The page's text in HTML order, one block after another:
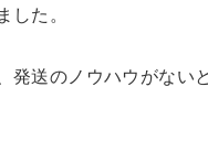
た。
発送のノウハウがない